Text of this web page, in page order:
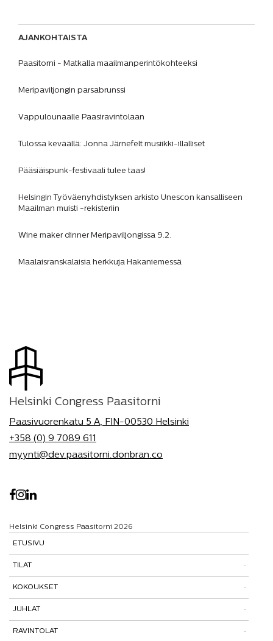
AJANKOHTAISTA
Paasitorni - Matkalla maailmanperintökohteeksi
Meripaviljongin parsabrunssi
Vappulounaalle Paasiravintolaan
Tulossa keväällä: Jonna Järnefelt musiikki-illalliset
Pääsiäispunk-festivaali tulee taas!
Helsingin Työväenyhdistyksen arkisto Unescon kansalliseen
Maailman muisti -rekisteriin
Wine maker dinner Meripaviljongissa 9.2.
Maalaisranskalaisia herkkuja Hakaniemessä
Helsinki Congress Paasitorni
Paasivuorenkatu 5 A, FIN-00530 Helsinki
+358 (0) 9 7089 611
myynti@dev.paasitorni.donbran.co
Helsinki Congress Paasitorni 2026
ETUSIVU
TILAT
Tutustu tiloihimme
Tilat ja tarinat
Paasitorni-testi
KOKOUKSET
Kokouspaketit
Lisäpalvelut
JUHLAT
Pikkujoulut
RAVINTOLAT